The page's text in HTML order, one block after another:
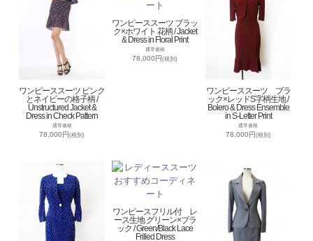
ワンピーススーツ ピンク
とネイビーの格子柄 /
Unstructured Jacket &
Dress in Check Pattern
通常価格
78,000円(税別)
ワンピーススーツ ブラッ
ク×ホワイト 花柄 / Jacket
& Dress in Floral Print
通常価格
78,000円(税別)
ワンピーススーツ ブラ
ック×レッドS字柄生地 /
Bolero & Dress Ensemble
in S-Letter Print
通常価格
78,000円(税別)
ワンピースフリル付 レ
ース生地 グリーン×ブラ
ック / Green/Black Lace
Frilled Dress